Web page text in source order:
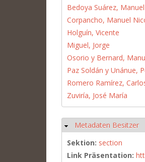
Bedoya Suárez, Manuel
Corpancho, Manuel
Holguín, Vicente
Miguel, Jorge
Osorio y Bernard,
Paz Soldán y Unánue,
Romero Ramírez,
Zuviría, José María
Ausblenden
Metadaten Besitzer
Sektion: section
Link Präsentation: